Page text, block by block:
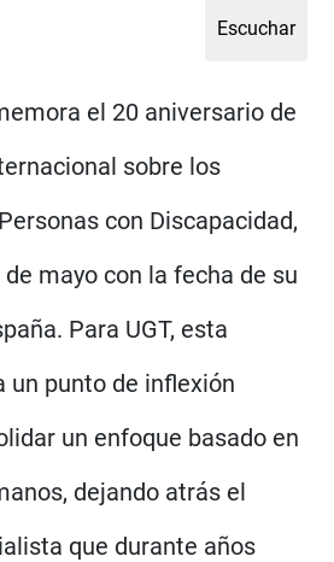
el 20 aniversario de
sobre los
con Discapacidad,
mayo con la fecha de su
Para UGT, esta
un punto de inflexión
un enfoque basado en
dejando atrás el
que durante años